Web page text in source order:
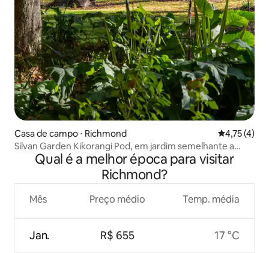
Casa de campo ⋅ Richmond 4,75 de
4,75 (4)
Silvan Garden Kikorangi Pod, em jardim semelhante a
parque.Qual é a melhor época para visitar
Richmond?
Mês
Jan.
Preço médio
R$ 655
Temp. média
17 °C